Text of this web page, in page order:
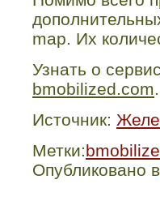
map. Их
Узнать о
bmobilized.com.
Источник:
Метки:
Опубликовано в